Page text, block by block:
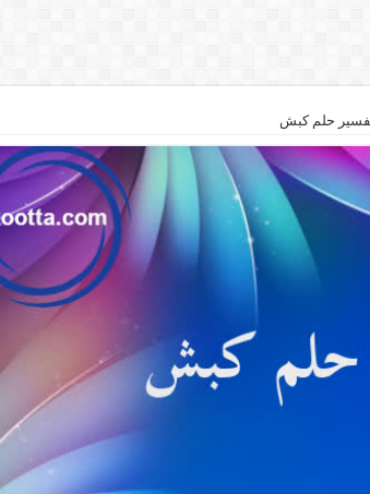
حلم كبش